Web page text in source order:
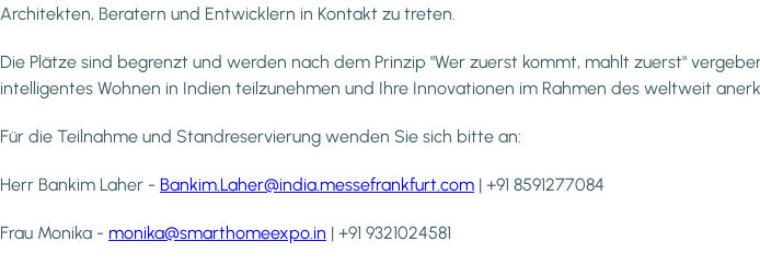
Architekten, Beratern und Entwicklern in Kontakt zu treten.
Die Plätze sind begrenzt und werden nach dem Prinzip "Wer zuerst kommt, mahlt zuerst"
intelligentes Wohnen in Indien teilzunehmen und Ihre Innovationen im Rahmen des weltweit
Für die Teilnahme und Standreservierung wenden Sie sich bitte an:
Herr Bankim Laher - Bankim.Laher@india.messefrankfurt.com | +91 8591277084
Frau Monika - monika@smarthomeexpo.in | +91 9321024581